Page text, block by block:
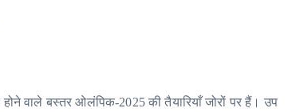
वाले बस्तर ओलंपिक-2025 की तैयारियाँ जोरों पर हैं। उप